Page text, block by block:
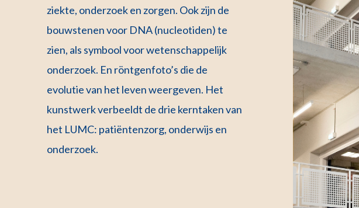
ziekte, onderzoek en zorgen. Ook zijn de
bouwstenen voor DNA (nucleotiden) te
zien, als symbool voor wetenschappelijk
onderzoek. En röntgenfoto’s die de
evolutie van het leven weergeven. Het
kunstwerk verbeeldt de drie kerntaken van
het LUMC: patiëntenzorg, onderwijs en
onderzoek.